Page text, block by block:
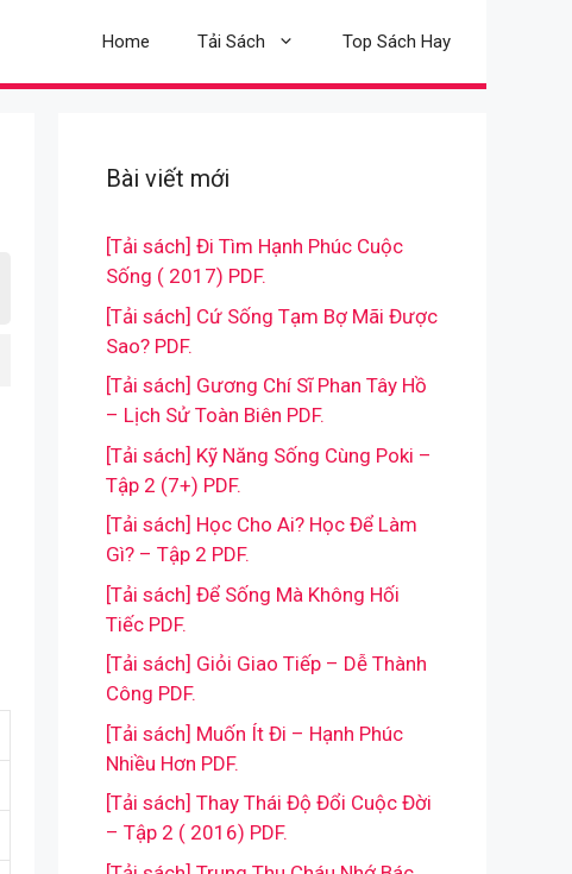
Home Tải Sách Top Sách Hay
Bài viết mới
[Tải sách] Đi Tìm Hạnh Phúc Cuộc
Sống ( 2017) PDF.
[Tải sách] Cứ Sống Tạm Bợ Mãi Được
Sao? PDF.
[Tải sách] Gương Chí Sĩ Phan Tây Hồ
– Lịch Sử Toàn Biên PDF.
[Tải sách] Kỹ Năng Sống Cùng Poki –
Tập 2 (7+) PDF.
[Tải sách] Học Cho Ai? Học Để Làm
Gì? – Tập 2 PDF.
[Tải sách] Để Sống Mà Không Hối
Tiếc PDF.
[Tải sách] Giỏi Giao Tiếp – Dễ Thành
Công PDF.
[Tải sách] Muốn Ít Đi – Hạnh Phúc
Nhiều Hơn PDF.
[Tải sách] Thay Thái Độ Đổi Cuộc Đời
– Tập 2 ( 2016) PDF.